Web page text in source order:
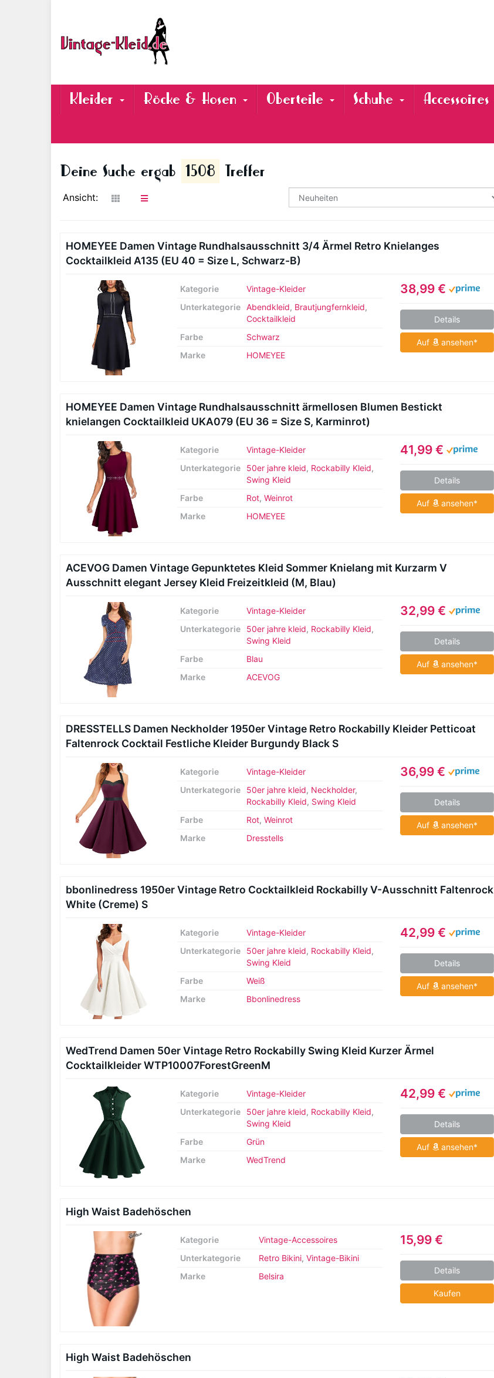
Kleider Röcke & Hosen Oberteile Schuhe Accessoires
Deine Suche ergab 1508 Treffer
Ansicht:
HOMEYEE Damen Vintage Rundhalsausschnitt 3/4 Ärmel Retro Knielanges
Cocktailkleid A135 (EU 40 = Size L, Schwarz-B)
38,99 €
Details
Auf ansehen*
Kategorie
Vintage-Kleider
Unterkategorie Abendkleid, Brautjungfernkleid,
Cocktailkleid
Farbe
Schwarz
Marke
HOMEYEE
HOMEYEE Damen Vintage Rundhalsausschnitt ärmellosen Blumen Bestickt
knielangen Cocktailkleid UKA079 (EU 36 = Size S, Karminrot)
41,99 €
Details
Auf ansehen*
Kategorie
Vintage-Kleider
Unterkategorie
50er jahre kleid, Rockabilly Kleid,
Swing Kleid
Farbe
Rot, Weinrot
Marke
HOMEYEE
ACEVOG Damen Vintage Gepunktetes Kleid Sommer Knielang mit Kurzarm V
Ausschnitt elegant Jersey Kleid Freizeitkleid (M, Blau)
32,99 €
Details
Auf ansehen*
Kategorie
Vintage-Kleider
Unterkategorie
50er jahre kleid, Rockabilly Kleid,
Swing Kleid
Farbe
Blau
Marke
ACEVOG
DRESSTELLS Damen Neckholder 1950er Vintage Retro Rockabilly Kleider Petticoat
Faltenrock Cocktail Festliche Kleider Burgundy Black S
36,99 €
Details
Auf ansehen*
Kategorie
Vintage-Kleider
Unterkategorie
50er jahre kleid, Neckholder,
Rockabilly Kleid, Swing Kleid
Farbe
Rot, Weinrot
Marke
Dresstells
bbonlinedress 1950er Vintage Retro Cocktailkleid Rockabilly V-Ausschnitt Faltenrock
White (Creme) S
42,99 €
Details
Auf ansehen*
Kategorie
Vintage-Kleider
Unterkategorie
50er jahre kleid, Rockabilly Kleid,
Swing Kleid
Farbe
Weiß
Marke
Bbonlinedress
WedTrend Damen 50er Vintage Retro Rockabilly Swing Kleid Kurzer Ärmel
Cocktailkleider WTP10007ForestGreenM
42,99 €
Details
Auf ansehen*
Kategorie
Vintage-Kleider
Unterkategorie
50er jahre kleid, Rockabilly Kleid,
Swing Kleid
Farbe
Grün
Marke
WedTrend
High Waist Badehöschen
15,99 €
Details
Kaufen
Kategorie
Vintage-Accessoires
Unterkategorie
Retro Bikini, Vintage-Bikini
Marke
Belsira
High Waist Badehöschen